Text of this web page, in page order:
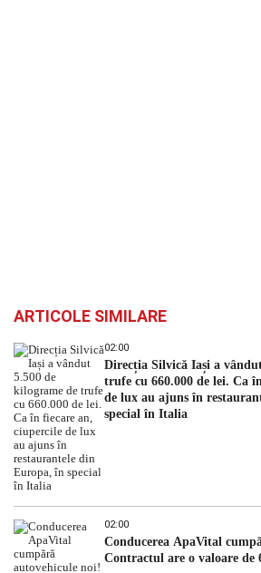
ARTICOLE SIMILARE
02:00
Direcția Silvică Iași a
trufe cu 660.000 de lei. Ca
de lux au ajuns în
special în Italia
02:00
Conducerea ApaVital
Contractul are o valoare de